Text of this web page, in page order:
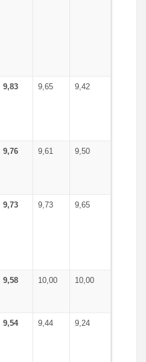
9,83 9,65 9,42
9,76 9,61 9,50
9,73 9,73 9,65
9,58 10,00 10,00
9,54 9,44 9,24